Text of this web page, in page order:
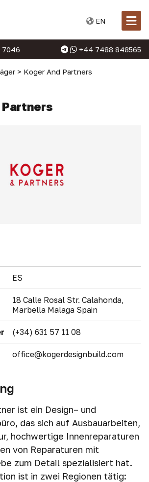
EN
+44 7488 848565
> Koger And Partners
ES
18 Calle Rosal Str. Calahonda,
Marbella Malaga Spain
(+34) 631 57 11 08
office@kogerdesignbuild.com
ist ein Design– und
das sich auf Ausbauarbeiten,
hochwertige Innenreparaturen
von Reparaturen mit
zum Detail spezialisiert hat.
ist in zwei Regionen tätig: